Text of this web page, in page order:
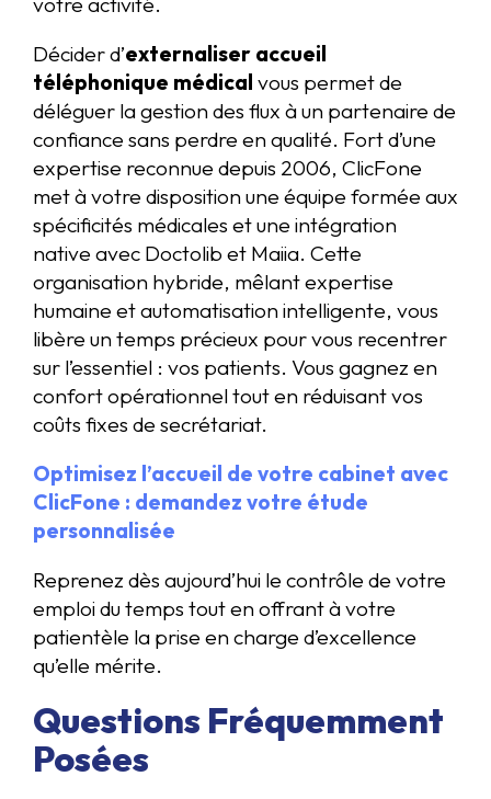
Décider d’externaliser accueil
téléphonique médical vous permet de
déléguer la gestion des flux à un partenaire de
confiance sans perdre en qualité. Fort d’une
expertise reconnue depuis 2006, ClicFone
met à votre disposition une équipe formée aux
spécificités médicales et une intégration
native avec Doctolib et Maiia. Cette
organisation hybride, mêlant expertise
humaine et automatisation intelligente, vous
libère un temps précieux pour vous recentrer
sur l’essentiel : vos patients. Vous gagnez en
confort opérationnel tout en réduisant vos
coûts fixes de secrétariat.
Optimisez l’accueil de votre cabinet avec
ClicFone : demandez votre étude
personnalisée
Reprenez dès aujourd’hui le contrôle de votre
emploi du temps tout en offrant à votre
patientèle la prise en charge d’excellence
qu’elle mérite.
Questions Fréquemment
Posées